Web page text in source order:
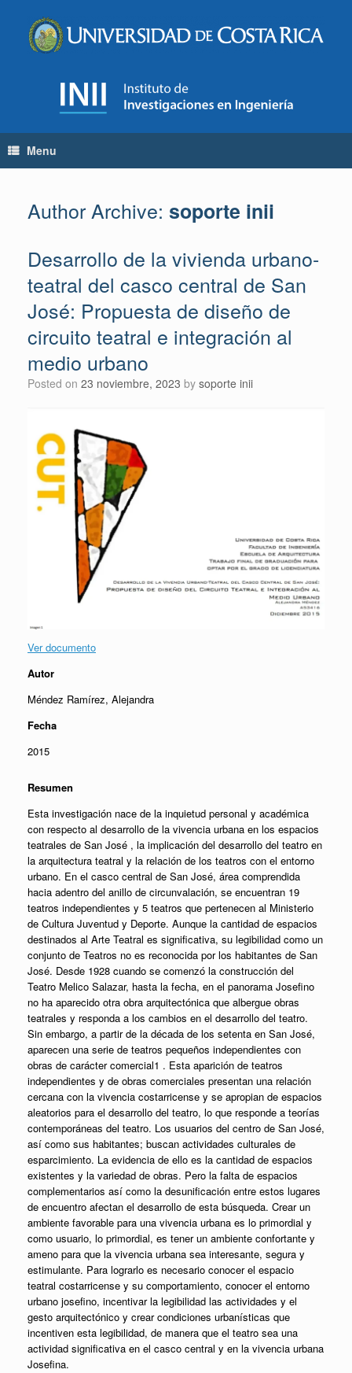
content
Menu
Author Archive: soporte inii
Desarrollo de la vivienda urbano-
teatral del casco central de San
José: Propuesta de diseño de
circuito teatral e integración al
medio urbano
Posted on 23 noviembre, 2023 by soporte inii
Ver documento
Autor
Méndez Ramírez, Alejandra
Fecha
2015
Resumen
Esta investigación nace de la inquietud personal y académica
con respecto al desarrollo de la vivencia urbana en los espacios
teatrales de San José , la implicación del desarrollo del teatro en
la arquitectura teatral y la relación de los teatros con el entorno
urbano. En el casco central de San José, área comprendida
hacia adentro del anillo de circunvalación, se encuentran 19
teatros independientes y 5 teatros que pertenecen al Ministerio
de Cultura Juventud y Deporte. Aunque la cantidad de espacios
destinados al Arte Teatral es significativa, su legibilidad como un
conjunto de Teatros no es reconocida por los habitantes de San
José. Desde 1928 cuando se comenzó la construcción del
Teatro Melico Salazar, hasta la fecha, en el panorama Josefino
no ha aparecido otra obra arquitectónica que albergue obras
teatrales y responda a los cambios en el desarrollo del teatro.
Sin embargo, a partir de la década de los setenta en San José,
aparecen una serie de teatros pequeños independientes con
obras de carácter comercial1 . Esta aparición de teatros
independientes y de obras comerciales presentan una relación
cercana con la vivencia costarricense y se apropian de espacios
aleatorios para el desarrollo del teatro, lo que responde a teorías
contemporáneas del teatro. Los usuarios del centro de San José,
así como sus habitantes; buscan actividades culturales de
esparcimiento. La evidencia de ello es la cantidad de espacios
existentes y la variedad de obras. Pero la falta de espacios
complementarios así como la desunificación entre estos lugares
de encuentro afectan el desarrollo de esta búsqueda. Crear un
ambiente favorable para una vivencia urbana es lo primordial y
como usuario, lo primordial, es tener un ambiente confortante y
ameno para que la vivencia urbana sea interesante, segura y
estimulante. Para lograrlo es necesario conocer el espacio
teatral costarricense y su comportamiento, conocer el entorno
urbano josefino, incentivar la legibilidad las actividades y el
gesto arquitectónico y crear condiciones urbanísticas que
incentiven esta legibilidad, de manera que el teatro sea una
actividad significativa en el casco central y en la vivencia urbana
Josefina.